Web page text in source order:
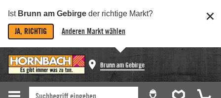
Ist Brunn am Gebirge der richtige Markt?
JA, RICHTIG Anderen Markt wählen
Brunn am Gebirge